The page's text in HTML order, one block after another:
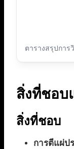
ตารางสรุปการ
สิ่งที่ชอบ
สิ่งที่ชอบ
การตีแผ่ป